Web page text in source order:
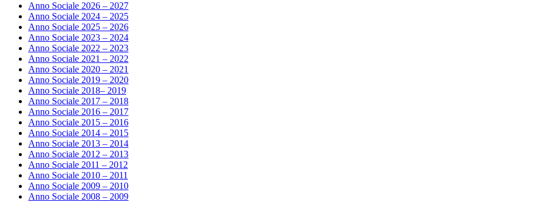
Anno Sociale 2026 – 2027
Anno Sociale 2024 – 2025
Anno Sociale 2025 – 2026
Anno Sociale 2023 – 2024
Anno Sociale 2022 – 2023
Anno Sociale 2021 – 2022
Anno Sociale 2020 – 2021
Anno Sociale 2019 – 2020
Anno Sociale 2018– 2019
Anno Sociale 2017 – 2018
Anno Sociale 2016 – 2017
Anno Sociale 2015 – 2016
Anno Sociale 2014 – 2015
Anno Sociale 2013 – 2014
Anno Sociale 2012 – 2013
Anno Sociale 2011 – 2012
Anno Sociale 2010 – 2011
Anno Sociale 2009 – 2010
Anno Sociale 2008 – 2009